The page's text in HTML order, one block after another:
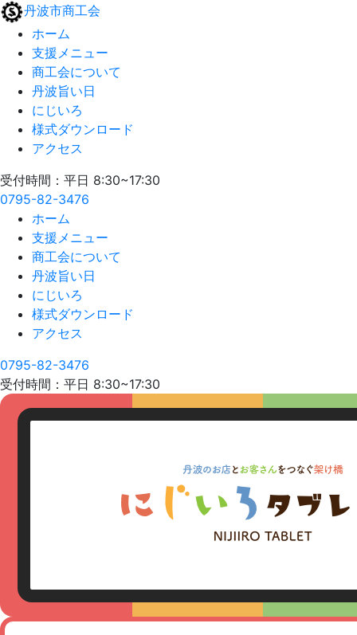
丹波市商工会
ホーム
支援メニュー
商工会について
丹波旨い日
にじいろ
様式ダウンロード
アクセス
受付時間：平日 8:30~17:30
0795-82-3476
ホーム
支援メニュー
商工会について
丹波旨い日
にじいろ
様式ダウンロード
アクセス
0795-82-3476
受付時間：平日 8:30~17:30